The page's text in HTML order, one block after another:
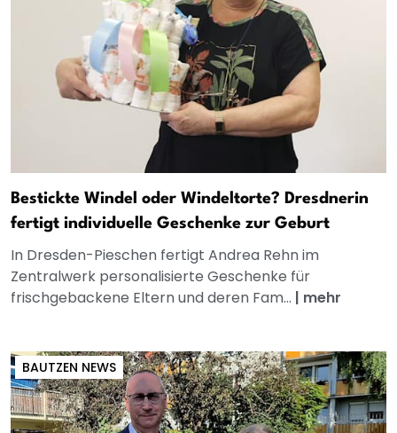
Bestickte Windel oder Windeltorte? Dresdnerin
fertigt individuelle Geschenke zur Geburt
In Dresden-Pieschen fertigt Andrea Rehn im
Zentralwerk personalisierte Geschenke für
frischgebackene Eltern und deren Fam... | mehr
BAUTZEN NEWS